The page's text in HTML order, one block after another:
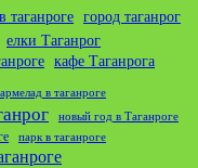
таганроге город таганрог
елки Таганрог
кафе Таганрога
в таганроге
новый год в Таганроге
парк в таганроге